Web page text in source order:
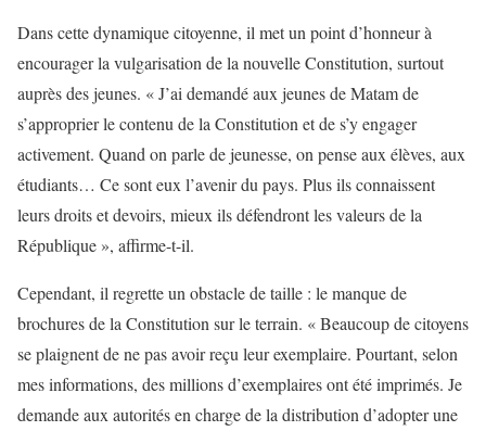
Dans cette dynamique citoyenne, il met un point d’honneur à
encourager la vulgarisation de la nouvelle Constitution, surtout
auprès des jeunes. « J’ai demandé aux jeunes de Matam de
s’approprier le contenu de la Constitution et de s’y engager
activement. Quand on parle de jeunesse, on pense aux élèves, aux
étudiants… Ce sont eux l’avenir du pays. Plus ils connaissent
leurs droits et devoirs, mieux ils défendront les valeurs de la
République », affirme-t-il.
Cependant, il regrette un obstacle de taille : le manque de
brochures de la Constitution sur le terrain. « Beaucoup de citoyens
se plaignent de ne pas avoir reçu leur exemplaire. Pourtant, selon
mes informations, des millions d’exemplaires ont été imprimés. Je
demande aux autorités en charge de la distribution d’adopter une